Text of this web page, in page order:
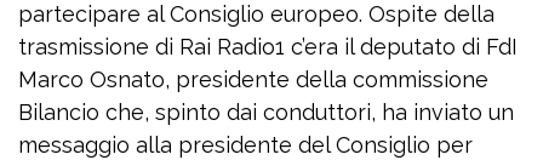
partecipare al Consiglio europeo. Ospite della
trasmissione di Rai Radio1 c’era il deputato di FdI
Marco Osnato, presidente della commissione
Bilancio che, spinto dai conduttori, ha inviato un
messaggio alla presidente del Consiglio per